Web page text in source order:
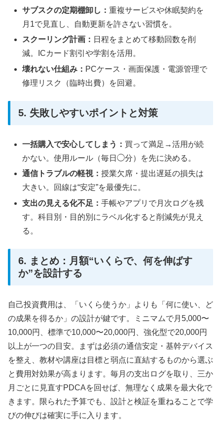
サブスクの定期棚卸し：重複サービスや休眠契約を
月1で見直し、自動更新を許さない習慣を。
スクーリング計画： 日程をまとめて移動回数を削
減。ICカード割引や学割を活用。
壊れない仕組み： PCケース・画面保護・電源管理で
修理リスク（臨時出費）を回避。
5. 失敗しやすいポイントと対策
一括購入で安心してしまう： 買って満足→活用が続
かない。使用ルール（毎日◯分）を先に決める。
通信トラブルの軽視：授業欠席・提出遅延の損失は
大きい。回線は“安定”を最優先に。
支出の見える化不足：手帳やアプリで月次ログを残
す。科目別・目的別にラベル化すると削減先が見え
る。
6. まとめ：月額“いくらで、何を伸ばす
か”を設計する
自己投資費用は、「いくら使うか」よりも「何に使い、ど
の成果を得るか」の設計が鍵です。ミニマムで月5,000〜
10,000円、標準で10,000〜20,000円、強化型で20,000円
以上が一つの目安。まずは必須の通信安定・基幹デバイス
を整え、教材や講座は目標と弱点に直結するものから選ぶ
と費用対効果が高まります。毎月の支出ログを取り、三か
月ごとに見直すPDCAを回せば、無理なく成果を最大化で
きます。限られた予算でも、設計と検証を重ねることで学
びの伸びは確実に手に入ります。